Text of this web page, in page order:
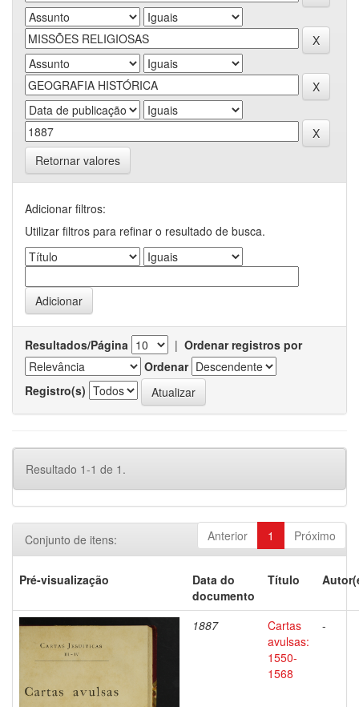
Retornar valores
Adicionar filtros:
Utilizar filtros para refinar o resultado de busca.
Resultados/Página | Ordenar registros por
Ordenar
Registro(s)
Resultado 1-1 de 1.
Anterior 1 Próximo
Conjunto de itens:
Pré-visualização
Data do
documento
Título
1887
Cartas
avulsas:
1550-
1568
-